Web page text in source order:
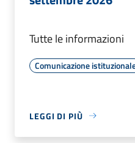
Tutte le informazioni
Comunicazione
LEGGI DI PIÙ